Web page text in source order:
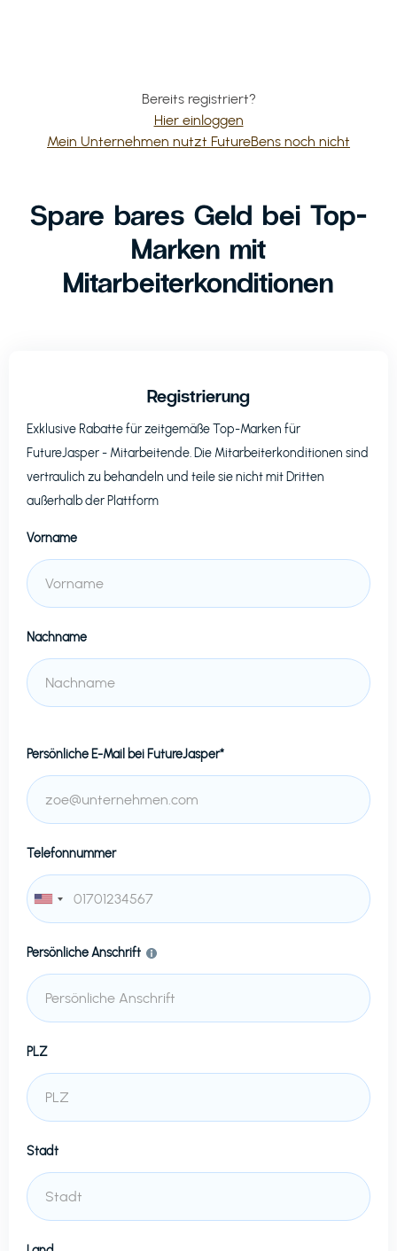
Bereits registriert?
Hier einloggen
Mein Unternehmen nutzt FutureBens noch nicht
Spare bares Geld bei Top-
Marken mit
Mitarbeiterkonditionen
Registrierung
Exklusive Rabatte für zeitgemäße Top-Marken für
FutureJasper- Mitarbeitende. Die Mitarbeiterkonditionen sind
vertraulich zu behandeln und teile sie nicht mit Dritten
außerhalb der Plattform
Vorname
Nachname
Persönliche E-Mail bei FutureJasper*
Telefonnummer
Persönliche Anschrift
PLZ
Stadt